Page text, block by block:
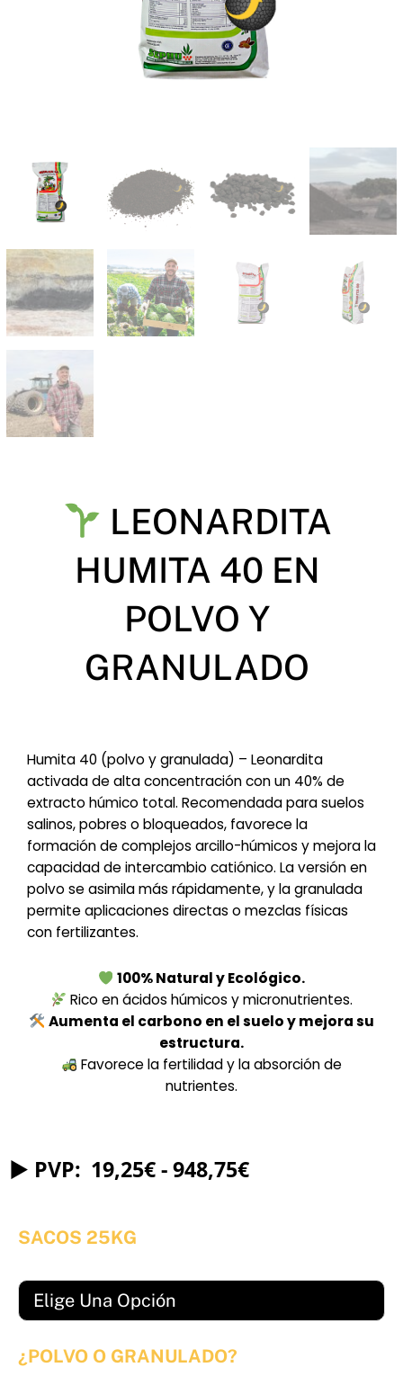
LEONARDITA
HUMITA 40 EN
POLVO Y
GRANULADO
Humita 40 (polvo y granulada) – Leonardita
activada de alta concentración con un 40% de
extracto húmico total. Recomendada para suelos
salinos, pobres o bloqueados, favorece la
formación de complejos arcillo-húmicos y mejora la
capacidad de intercambio catiónico. La versión en
polvo se asimila más rápidamente, y la granulada
permite aplicaciones directas o mezclas físicas
con fertilizantes.
100% Natural y Ecológico.
Rico en ácidos húmicos y micronutrientes.
Aumenta el carbono en el suelo y mejora su
estructura.
Favorece la fertilidad y la absorción de
nutrientes.
19,25€-948,75€Rango
SACOS 25KG
¿POLVO O GRANULADO?
Leonardita
40
Polvo
Granulado